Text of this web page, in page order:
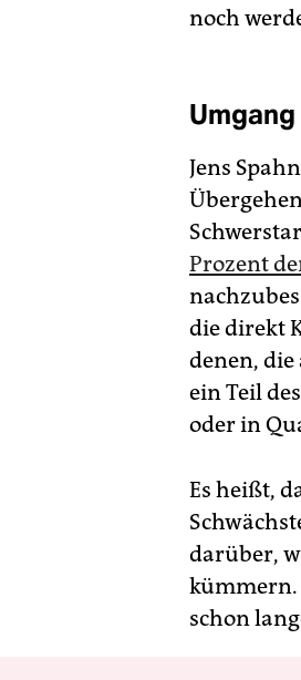
noch
Jens
Prozent
die direkt
denen,
ein Teil
oder in
Es heißt,
darüber,
kümmern.
schon